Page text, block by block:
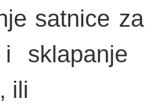
satnice
sklapanje
ili